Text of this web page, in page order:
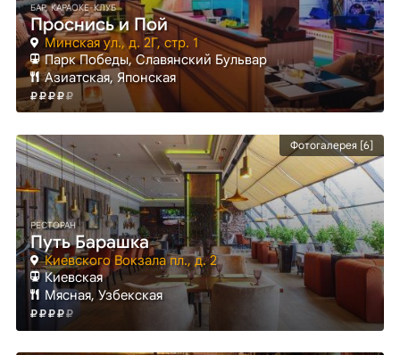
БАР, КАРАОКЕ-КЛУБ
Проснись и Пой
Минская ул., д. 2Г, стр. 1
Парк Победы, Славянский Бульвар
Азиатская, Японская
Фотогалерея [6]
РЕСТОРАН
Путь Барашка
Киевского Вокзала пл., д. 2
Киевская
Мясная, Узбекская